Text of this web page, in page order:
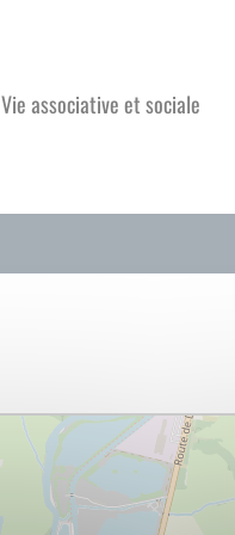
Vie associative et sociale